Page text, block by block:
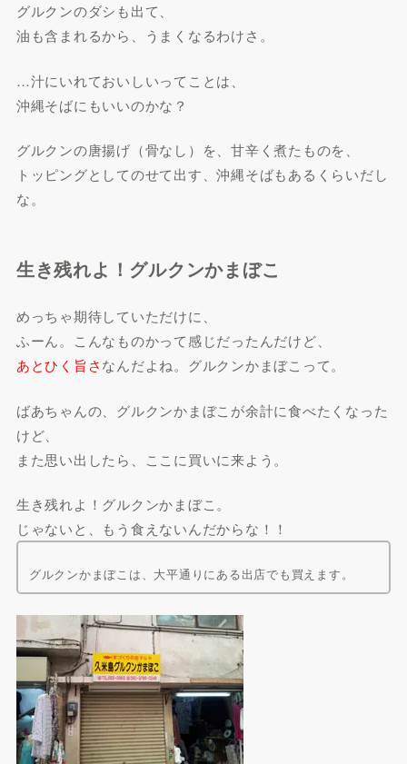
グルクンのダシも出て、
油も含まれるから、うまくなるわけさ。
…汁にいれておいしいってことは、
沖縄そばにもいいのかな？
グルクンの唐揚げ（骨なし）を、甘辛く煮たものを、
トッピングとしてのせて出す、沖縄そばもあるくらいだし
な。
生き残れよ！グルクンかまぼこ
めっちゃ期待していただけに、
ふーん。こんなものかって感じだったんだけど、
あとひく旨さなんだよね。グルクンかまぼこって。
ばあちゃんの、グルクンかまぼこが余計に食べたくなった
けど、
また思い出したら、ここに買いに来よう。
生き残れよ！グルクンかまぼこ。
じゃないと、もう食えないんだからな！！
グルクンかまぼこは、大平通りにある出店でも買えます。